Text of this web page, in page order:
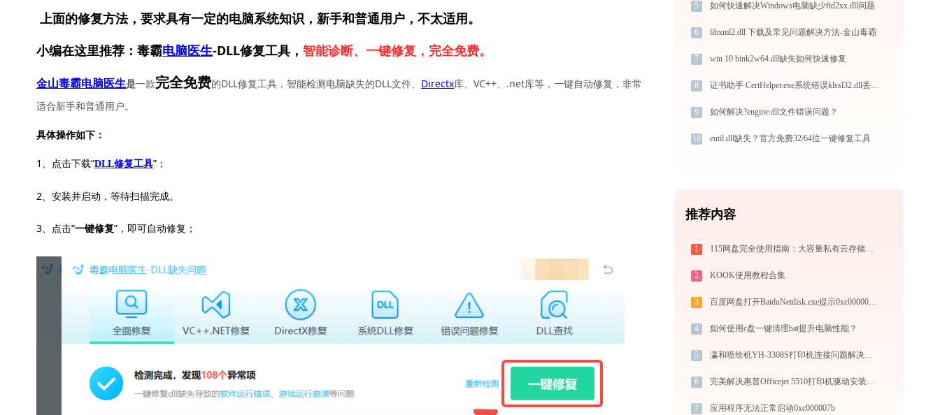
上面的修复方法，要求具有一定的电脑系统知识，新手和普通用户，不太适用。
小编在这里推荐：毒霸电脑医生-DLL修复工具， 智能诊断、一键修复，完全免费。
金山毒霸电脑医生是一款完全免费的DLL修复工具，智能检测电脑缺失的DLL文件、 Directx库、VC++、.net库等，一键自动修复，非常
适合新手和普通用户。
具体操作如下：
1、点击下载“DLL修复工具”；
2、安装并启动，等待扫描完成。
3、点击“一键修复”，即可自动修复；
5 如何快速解决Windows电脑缺少ftd2xx.dll问题
6 libxml2.dll 下载及常见问题解决方法-金山毒霸
7 win 10 bink2w64.dll缺失如何快速修复
8 证书助手 CertHelper.exe系统错误klssl32.dll丢失如何解决
9 如何解决?engine.dll文件错误问题？
10 eutil.dll缺失？官方免费32/64位一键修复工具
推荐内容
1 115网盘完全使用指南：大容量私有云存储的注册、管理与分享全攻略（2026最新）
2 KOOK使用教程合集
3 百度网盘打开BaiduNetdisk.exe提示0xc000007b错误码怎么办
4 如何使用c盘一键清理bat提升电脑性能？
5 瀛和喷绘机YH-3308S打印机连接问题解决方法 -金山毒霸
6 完美解决惠普Officejet 5510打印机驱动安装困扰，全面下载安装教程
7 应用程序无法正常启动0xc000007b